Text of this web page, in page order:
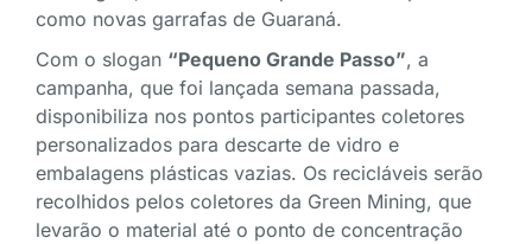
como novas garrafas de Guaraná.
Com o slogan “Pequeno Grande Passo”, a
campanha, que foi lançada semana passada,
disponibiliza nos pontos participantes coletores
personalizados para descarte de vidro e
embalagens plásticas vazias. Os recicláveis serão
recolhidos pelos coletores da Green Mining, que
levarão o material até o ponto de concentração